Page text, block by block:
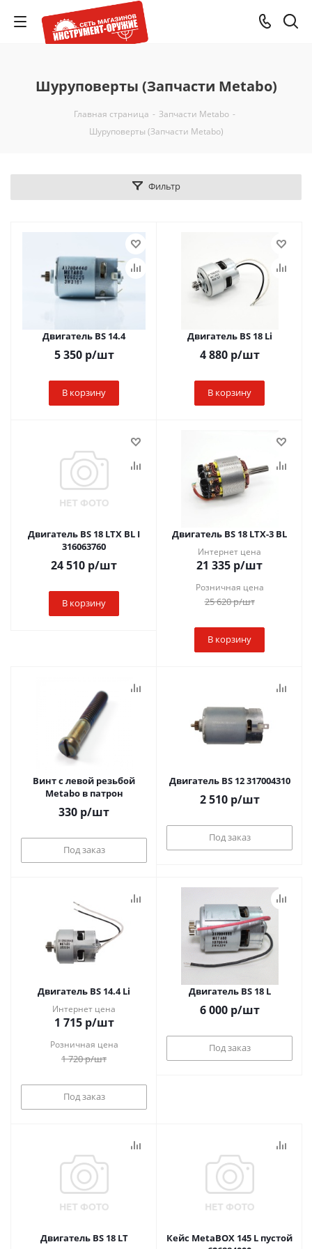
Шуруповерты (Запчасти Metabo)
Главная страница - Запчасти Metabo -
Шуруповерты (Запчасти Metabo)
Фильтр
Двигатель BS 14.4
5 350р/шт
В корзину
Двигатель BS 18 Li
4 880р/шт
В корзину
Двигатель BS 18 LTX BL I
316063760
24 510 р/шт
В корзину
Двигатель BS 18 LTX-3 BL
Интернет цена
21 335 р/шт
Розничная цена
25 620р/шт
В корзину
Винт с левой резьбой
Metabo в патрон
330 р/шт
Под заказ
Двигатель BS 12 317004310
2 510р/шт
Под заказ
Двигатель BS 14.4 Li
Интернет цена
1 715р/шт
Розничная цена
1 720р/шт
Под заказ
Двигатель BS 18 L
6 000р/шт
Под заказ
Двигатель BS 18 LT
Кейс MetaBOX 145 L пустой